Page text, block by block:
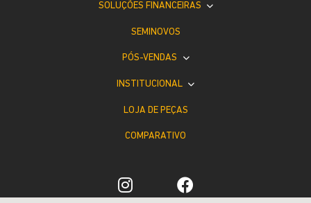
SOLUÇÕES FINANCEIRAS
SEMINOVOS
PÓS-VENDAS
INSTITUCIONAL
LOJA DE PEÇAS
COMPARATIVO